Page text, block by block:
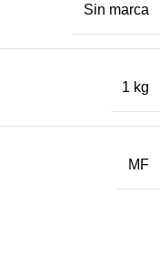
Sin marca
1 kg
MF